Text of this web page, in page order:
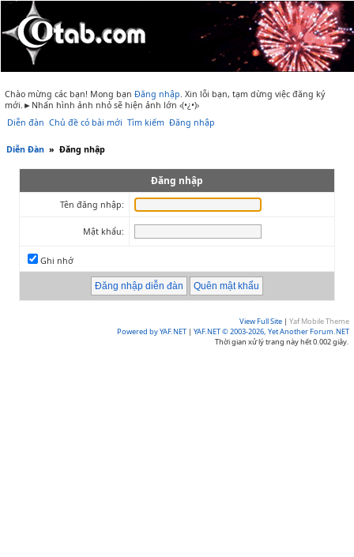
Chào mừng các bạn! Mong bạn Đăng nhập. Xin lỗi bạn, tạm dừng việc đăng ký
mới.►Nhấn hình ảnh nhỏ sẽ hiện ảnh lớn ‹(•¿•)›
Diễn đàn Chủ đề có bài mới Tìm kiếm Đăng nhập
Diễn Đàn » Đăng nhập
Đăng nhập
Tên đăng nhập:
Mật khẩu:
Ghi nhớ
View Full Site | Yaf Mobile Theme
Powered by YAF.NET | YAF.NET © 2003-2026, Yet Another Forum.NET
Thời gian xử lý trang này hết 0.002 giây.